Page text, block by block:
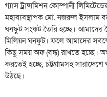
গ্যাস ট্রান্সমিশন কোম্পানী
মহাব্যবস্থাপক মো. নজরুল ইসলাম
ঘনফুট সংকট তৈরি হচ্ছে। আমাদের
মিলিয়ন ঘনফুট। ফলে আমাদের
কিছু সময় অফ (বন্ধ) রাখতে হচ্ছে।
করতেই হচ্ছে, চট্টগ্রামসহ সারাদেশে
উঠছে।